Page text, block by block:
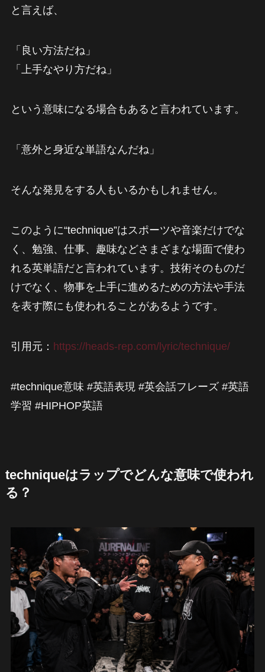
と言えば、
「良い方法だね」
「上手なやり方だね」
という意味になる場合もあると言われています。
「意外と身近な単語なんだね」
そんな発見をする人もいるかもしれません。
このように“technique”はスポーツや音楽だけでな
く、勉強、仕事、趣味などさまざまな場面で使わ
れる英単語だと言われています。技術そのものだ
けでなく、物事を上手に進めるための方法や手法
を表す際にも使われることがあるようです。
引用元： https://heads-rep.com/lyric/technique/
#technique意味 #英語表現 #英会話フレーズ #英語
学習 #HIPHOP英語
techniqueはラップでどんな意味で使われ
る？